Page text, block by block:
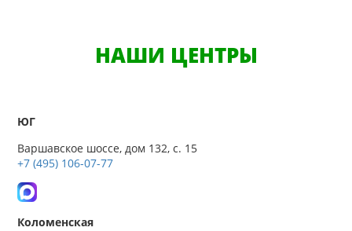
НАШИ ЦЕНТРЫ
ЮГ
Варшавское шоссе, дом 132, с. 15
+7 (495) 106-07-77
Коломенская